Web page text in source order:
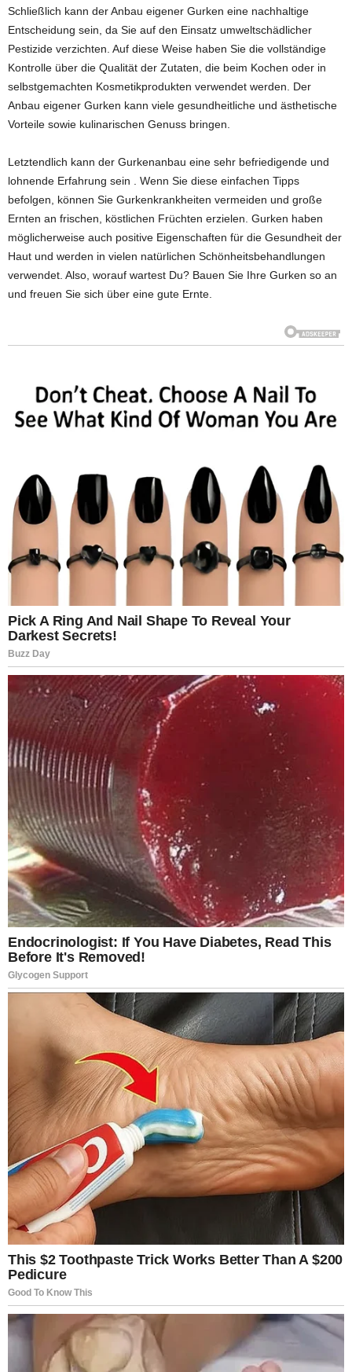
Schließlich kann der Anbau eigener Gurken eine nachhaltige
Entscheidung sein, da Sie auf den Einsatz umweltschädlicher
Pestizide verzichten. Auf diese Weise haben Sie die vollständige
Kontrolle über die Qualität der Zutaten, die beim Kochen oder in
selbstgemachten Kosmetikprodukten verwendet werden. Der
Anbau eigener Gurken kann viele gesundheitliche und ästhetische
Vorteile sowie kulinarischen Genuss bringen.
Letztendlich kann der Gurkenanbau eine sehr befriedigende und
lohnende Erfahrung sein . Wenn Sie diese einfachen Tipps
befolgen, können Sie Gurkenkrankheiten vermeiden und große
Ernten an frischen, köstlichen Früchten erzielen. Gurken haben
möglicherweise auch positive Eigenschaften für die Gesundheit der
Haut und werden in vielen natürlichen Schönheitsbehandlungen
verwendet. Also, worauf wartest Du? Bauen Sie Ihre Gurken so an
und freuen Sie sich über eine gute Ernte.